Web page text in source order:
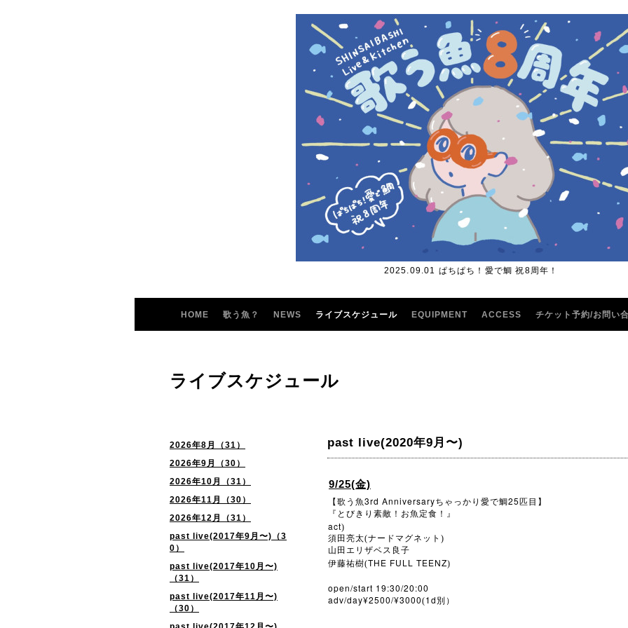
2025.09.01 ぱちぱち！愛で鯛 祝8周年！
HOME 歌う魚？ NEWS ライブスケジュール EQUIPMENT ACCESS チケット予約/お問い
2026年8月（31）
2026年9月（30）
2026年10月（31）
2026年11月（30）
2026年12月（31）
past live(2017年9月〜)（3
0）
past live(2017年10月〜)
（31）
past live(2017年11月〜)
（30）
ライブスケジュール
past live(2020年9月〜)
9/25(金)
【歌う魚3rd Anniversaryちゃっかり愛で鯛 25 匹目】
『とびきり素敵！お魚定食！』
act)
須田亮太(ナードマグネット)
山田エリザベス良子
伊藤祐樹(THE FULL TEENZ)
open/start 19:30/20:00
adv/day¥2500/¥3000(1d 別）